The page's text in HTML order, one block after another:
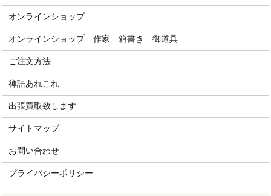
オンラインショップ
オンラインショップ 作家 箱書き 御道具
ご注文方法
禅語あれこれ
出張買取致します
サイトマップ
お問い合わせ
プライバシーポリシー